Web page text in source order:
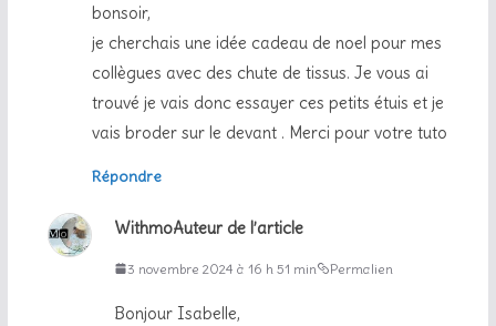
bonsoir,
je cherchais une idée cadeau de noel pour mes
collègues avec des chute de tissus. Je vous ai
trouvé je vais donc essayer ces petits étuis et je
vais broder sur le devant . Merci pour votre tuto
Répondre
WithmoAuteur de l’article
3 novembre 2024 à 16 h 51 min Permalien
Bonjour Isabelle,